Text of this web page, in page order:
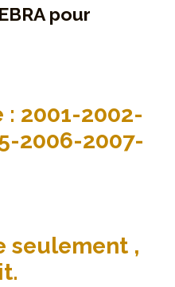
pour
: 2001-2002-
2006-2007-
seulement ,